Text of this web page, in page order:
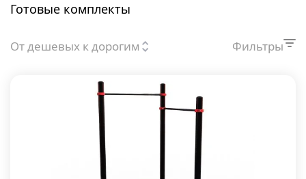
Готовые комплекты
От дешевых к дорогим Фильтры